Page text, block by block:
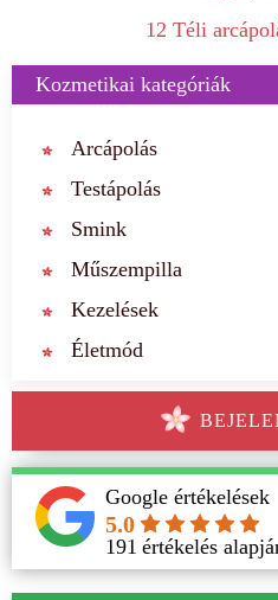
12 Téli
Kozmetikai kategóriák
Arcápolás
Testápolás
Smink
Műszempilla
Kezelések
Életmód
Google értékelések
5.0
191 értékelés